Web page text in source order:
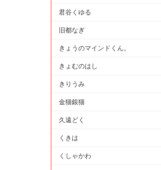
君谷くゆる
旧都なぎ
きょうのマインドくん。
きょむのはし
きりうみ
金猫銀猫
久遠どく
くきは
くしゃかわ